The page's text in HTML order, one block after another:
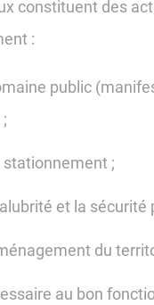
constituent des
:
public
;
et la sécurité
du
au bon